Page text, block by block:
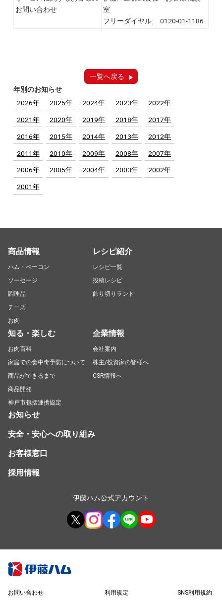
お問い合わせ
室
フリーダイヤル: 0120-01-1186
一覧へ戻る
年別のお知らせ
2026年
2025年 2024年 2023年 2022年
2021年 2020年 2019年 2018年 2017年
2016年 2015年 2014年 2013年 2012年
2011年 2010年 2009年 2008年 2007年
2006年 2005年 2004年 2003年 2002年
2001年
商品情報
ハム・ベーコン
ソーセージ
調理品
チーズ
お肉
レシピ紹介
レシピ一覧
投稿レシピ
飾り切りランド
知る・楽しむ
お肉百科
家庭での食中毒予防について
商品ができるまで
商品開発
神戸市包括連携協定
企業情報
会社案内
株主/投資家の皆様へ
CSR情報へ
お知らせ
安全・安心への取り組み
お客様窓口
採用情報
伊藤ハム公式アカウント
お問い合わせ 利用規定 SNS利用規約